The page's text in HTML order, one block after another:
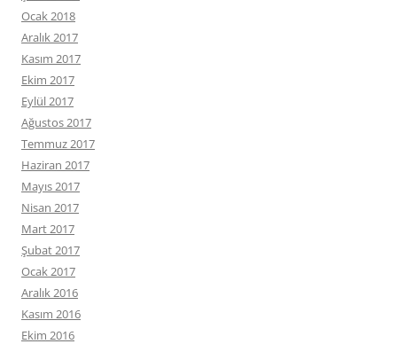
Ocak 2018
Aralık 2017
Kasım 2017
Ekim 2017
Eylül 2017
Ağustos 2017
Temmuz 2017
Haziran 2017
Mayıs 2017
Nisan 2017
Mart 2017
Şubat 2017
Ocak 2017
Aralık 2016
Kasım 2016
Ekim 2016